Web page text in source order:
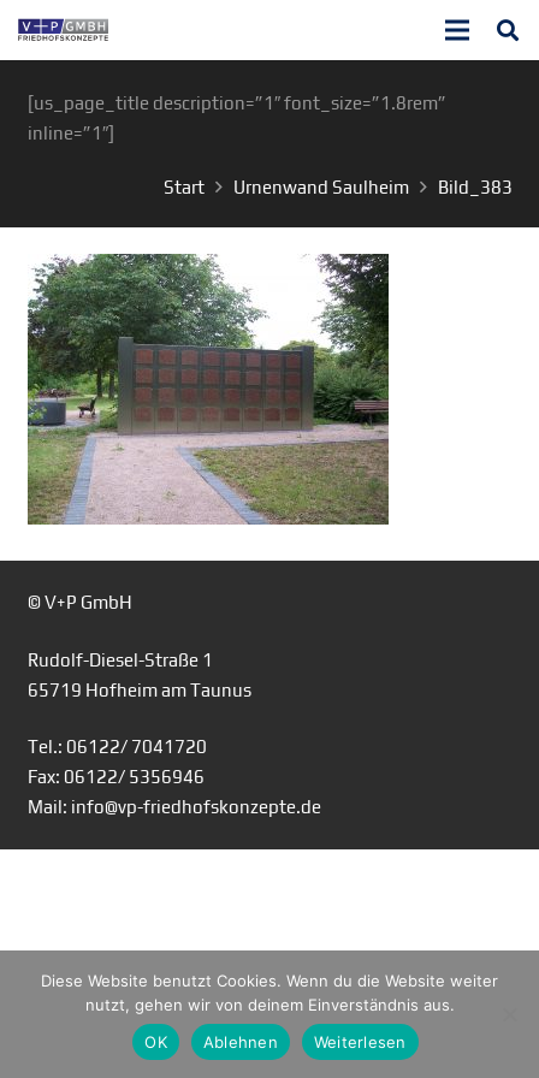
[us_page_title description=”1″ font_size=”1.8rem”
inline=”1″]
Start Urnenwand Saulheim Bild_383
© V+P GmbH
Rudolf-Diesel-Straße 1
65719 Hofheim am Taunus
Tel.: 06122/ 7041720
Fax: 06122/ 5356946
Mail: info@vp-friedhofskonzepte.de
Diese Website benutzt Cookies. Wenn du die Website weiter
nutzt, gehen wir von deinem Einverständnis aus.
OK
Ablehnen Weiterlesen